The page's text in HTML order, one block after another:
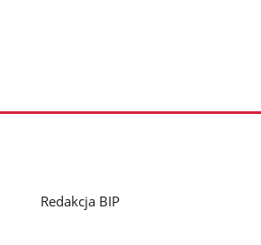
Redakcja BIP